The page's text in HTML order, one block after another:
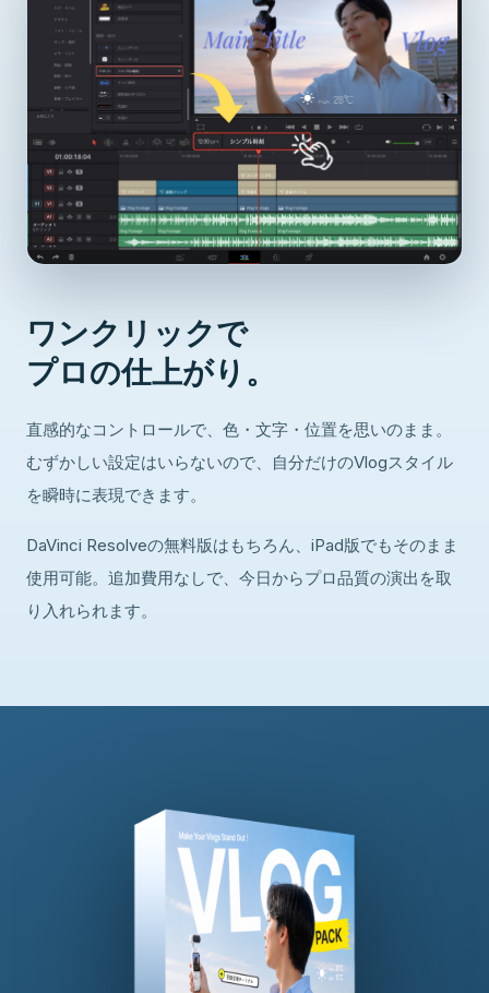
ワンクリックで
プロの仕上がり。
直感的なコントロールで、色・文字・位置を思いのまま。
むずかしい設定はいらないので、自分だけのVlogスタイル
を瞬時に表現できます。
DaVinci Resolveの無料版はもちろん、iPad版でもそのまま
使用可能。追加費用なしで、今日からプロ品質の演出を取
り入れられます。